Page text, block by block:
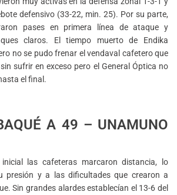
defensivo (33-22, min. 25). Por su parte,
pases en primera línea de ataque y
claros. El tiempo muerto de Endika
no se pudo frenar el vendaval cafetero que
sufrir en exceso pero el General Óptica no
el final.
A 49 – UNAMUNO
las cafeteras marcaron distancia, lo
presión y a las dificultades que crearon a
Sin grandes alardes establecían el 13-6 del